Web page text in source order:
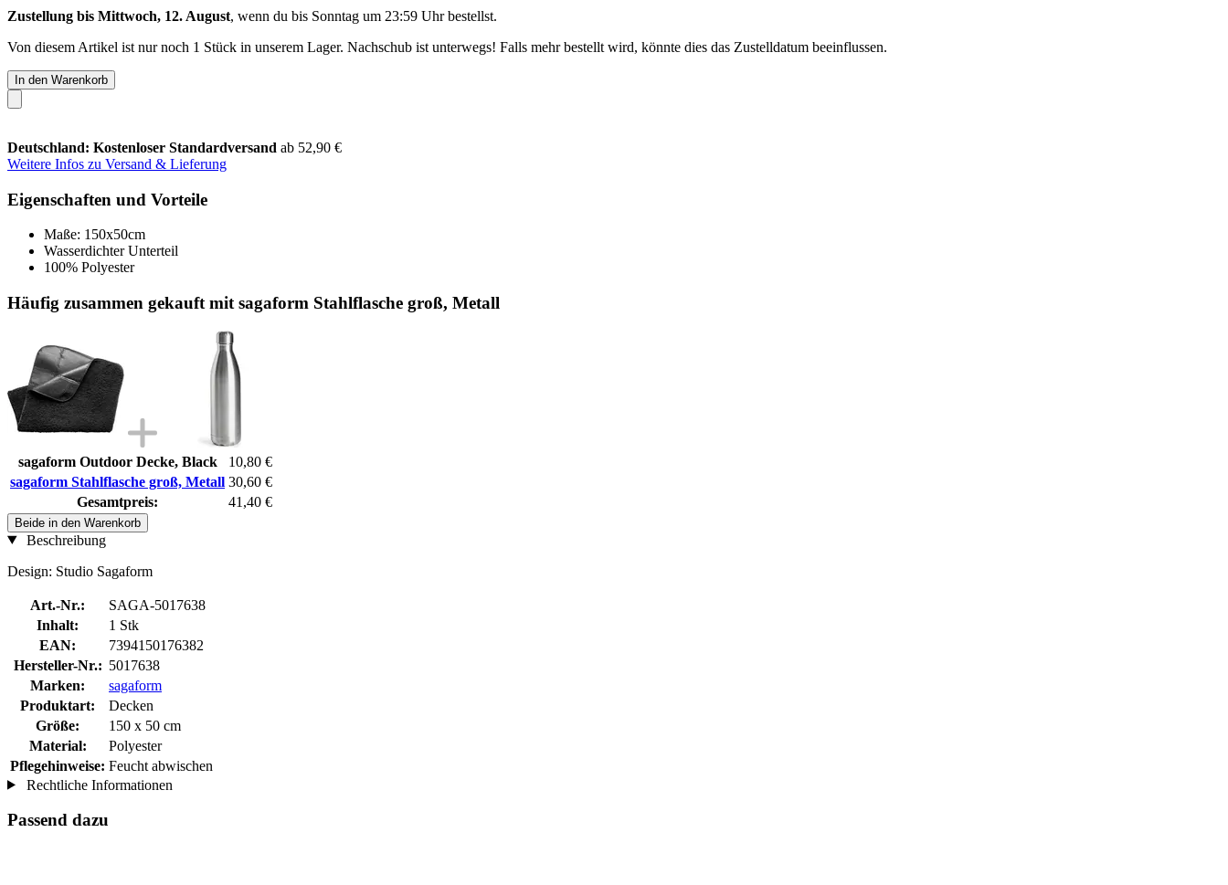
Zustellung bis Mittwoch, 12. August, wenn du bis Sonntag um 23:59 Uhrbestellst.
Von diesem Artikel ist nur noch 1 Stück in unserem Lager. Nachschub ist unterwegs! Falls mehr bestellt wird, könnte dies das Zustelldatum beeinflussen.
In den Warenkorb
Deutschland: Kostenloser Standardversand ab 52,90 €
Weitere Infos zu Versand & Lieferung
Eigenschaften und Vorteile
Maße: 150x50cm
Wasserdichter Unterteil
100% Polyester
Häufig zusammen gekauft mit sagaform Stahlflasche groß, Metall
sagaform Outdoor Decke, Black
10,80 €
sagaform Stahlflasche groß, Metall 30,60 €
Gesamtpreis:
41,40 €
Beide in den Warenkorb
Beschreibung
Design: Studio Sagaform
Art.-Nr.:
SAGA-5017638
Inhalt:
1 Stk
EAN:
7394150176382
Hersteller-Nr.: 5017638
Marken:
sagaform
Produktart:
Decken
Größe:
150 x 50 cm
Material:
Polyester
Pflegehinweise: Feucht abwischen
Rechtliche Informationen
Passend dazu